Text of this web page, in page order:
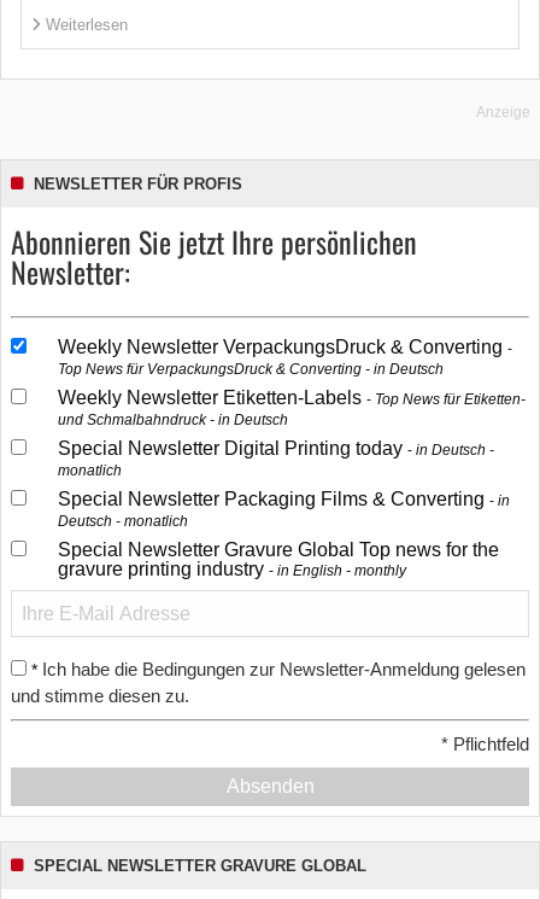
Weiterlesen
Anzeige
NEWSLETTER FÜR PROFIS
Abonnieren Sie jetzt Ihre persönlichen
Newsletter:
Weekly Newsletter VerpackungsDruck & Converting
Top News für VerpackungsDruck & Converting - in Deutsch
Weekly Newsletter Etiketten-Labels
Top News für Etiketten-
und Schmalbahndruck - in Deutsch
Special Newsletter Digital Printing today
in Deutsch -
monatlich
Special Newsletter Packaging Films & Converting
in
Deutsch - monatlich
Special Newsletter Gravure Global Top news for the
gravure printing industry
in English - monthly
* Ich habe die Bedingungen zur Newsletter-Anmeldung gelesen
und stimme diesen zu.
* Pflichtfeld
Absenden
SPECIAL NEWSLETTER GRAVURE GLOBAL